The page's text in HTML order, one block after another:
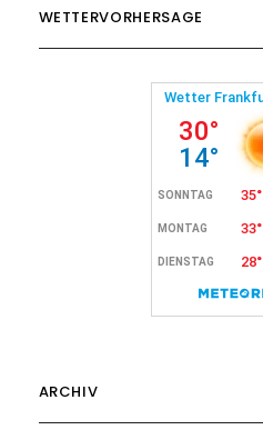
WETTERVORHERSAGE
ARCHIV